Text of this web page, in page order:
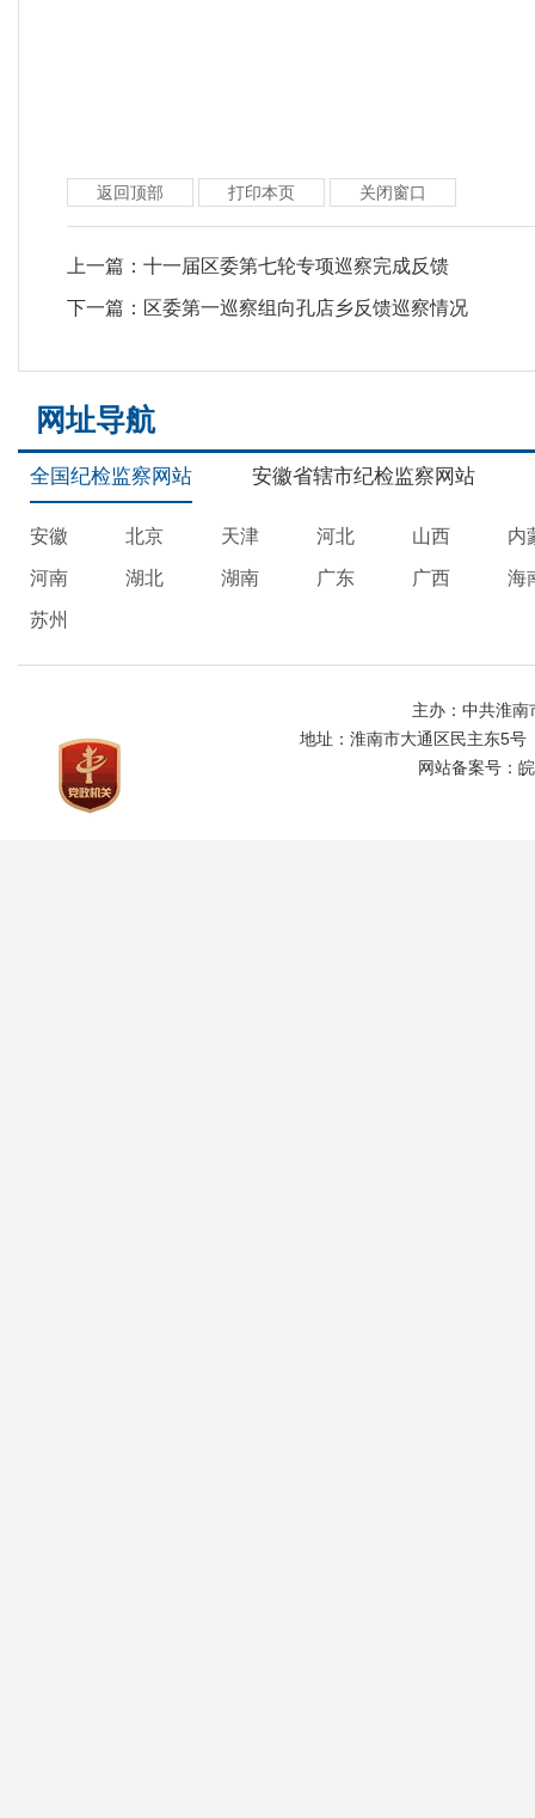
返回顶部 打印本页 关闭窗口
上一篇： 十一届区委第七轮专项巡察完成反馈
下一篇： 区委第一巡察组向孔店乡反馈巡察情况
网址导航
全国纪检监察网站 安徽省辖市纪检监察网站
安徽 北京 天津 河北 山西 内
河南 湖北 湖南 广东 广西 海
苏州
主办：中共淮
地址：淮南市大通区民主东5号
网站备案号：